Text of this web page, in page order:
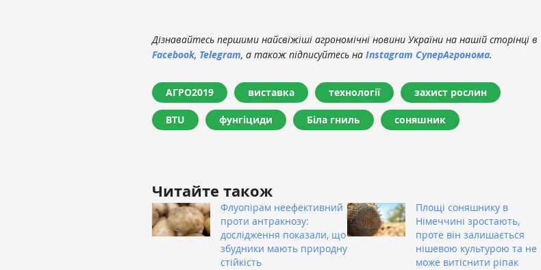
Дізнавайтесь першими найсвіжіші агрономічні новини України на нашій сторінці в
Facebook, Telegram, а також підписуйтесь на Instagram СуперАгронома.
АГРО2019 виставка технології захист рослин
BTU фунгіциди Біла гниль соняшник
Читайте також
Флуопірам неефективний
проти антракнозу:
дослідження показали, що
збудники мають природну
стійкість
Площі соняшнику в
Німеччині зростають,
проте він залишається
нішевою культурою та не
може витіснити ріпак